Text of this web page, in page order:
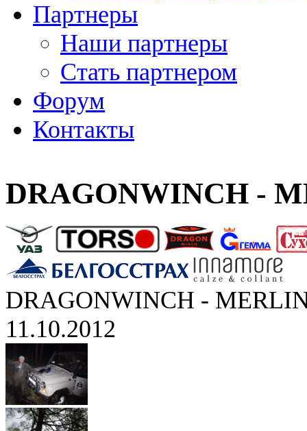
Партнеры
Наши партнеры
Стать партнером
Форум
Контакты
DRAGONWINCH -
DRAGONWINCH -
11.10.2012